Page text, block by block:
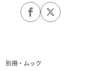
別冊・ムック